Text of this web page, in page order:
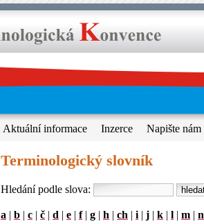
Aktuální informace Inzerce Napište nám
Terminologický slovník
Hledání podle slova:
a | b | c | č | d | e | f| g | h | ch | i | j | k | l | m | n